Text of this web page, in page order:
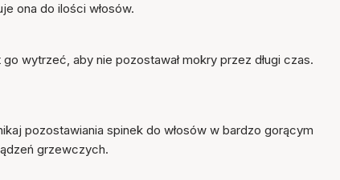
ona do ilości włosów.
wytrzeć, aby nie pozostawał mokry przez długi czas.
pozostawiania spinek do włosów w bardzo gorącym
grzewczych.